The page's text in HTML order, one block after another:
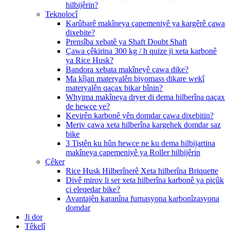
hilbijêrin?
Teknolocî
Karûbarê makîneya çapemeniyê ya kargêrê çawa
dixebite?
Prensîba xebatê ya Shaft Doubt Shaft
Çawa çêkirina 300 kg / h quize ji xeta karbonê
ya Rice Husk?
Bandora xebata makîneyê çawa dike?
Ma kîjan materyalên biyomass dikare wekî
materyalên qaçax bikar bînin?
Whyima makîneya dryer di dema hilberîna qaçax
de hewce ye?
Kevirên karbonê yên domdar çawa dixebitin?
Meriv çawa xeta hilberîna kargehek domdar saz
bike
3 Tiştên ku hûn hewce ne ku dema hilbijartina
makîneya çapemeniyê ya Roller hilbijêrin
Çêker
Rice Husk Hilberînerê Xeta hilberîna Briquette
Divê mirov li ser xeta hilberîna karbonê ya piçûk
çi eleqedar bike?
Avantajên karanîna furnasyona karbonîzasyona
domdar
Ji dor
Têkelî